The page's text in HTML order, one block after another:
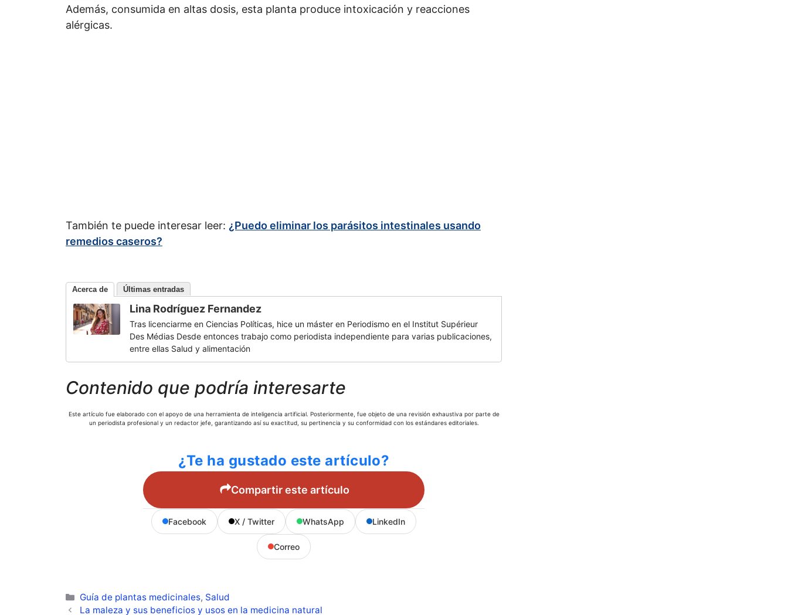
Además, consumida en altas dosis, esta planta produce intoxicación y reacciones
alérgicas.
También te puede interesar leer: ¿Puedo eliminar los parásitos intestinales usando
remedios caseros?
Acerca de Últimas entradas
Lina Rodríguez Fernandez
Tras licenciarme en Ciencias Políticas, hice un máster en Periodismo en el Institut Supérieur
Des Médias Desde entonces trabajo como periodista independiente para varias publicaciones,
entre ellas Salud y alimentación
Contenido que podría interesarte
Este artículo fue elaborado con el apoyo de una herramienta de inteligencia artificial. Posteriormente, fue objeto de una revisión exhaustiva por parte de
un periodista profesional y un redactor jefe, garantizando así su exactitud, su pertinencia y su conformidad con los estándares editoriales.
¿Te ha gustado este artículo?
Compartir este artículo
Facebook X / Twitter WhatsApp LinkedIn
Correo
Categorías
Guía de plantas medicinales, Salud
La maleza y sus beneficios y usos en la medicina natural